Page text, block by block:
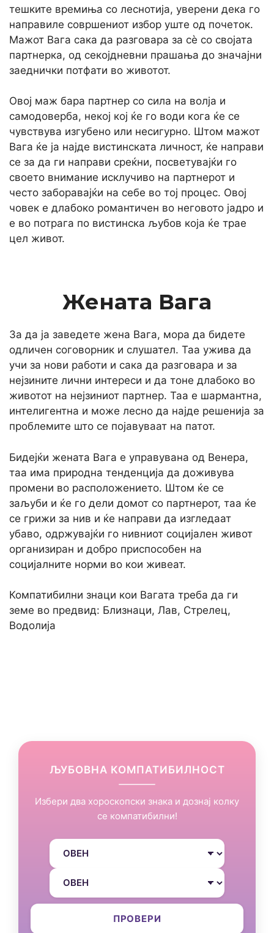
тешките времиња со леснотија, уверени дека го
направиле совршениот избор уште од почеток.
Мажот Вага сака да разговара за сè со својата
партнерка, од секојдневни прашања до значајни
заеднички потфати во животот.
Овој маж бара партнер со сила на волја и
самодоверба, некој кој ќе го води кога ќе се
чувствува изгубено или несигурно. Штом мажот
Вага ќе ја најде вистинската личност, ќе направи
се за да ги направи среќни, посветувајќи го
своето внимание исклучиво на партнерот и
често заборавајќи на себе во тој процес. Овој
човек е длабоко романтичен во неговото јадро и
е во потрага по вистинска љубов која ќе трае
цел живот.
Жената Вага
За да ја заведете жена Вага, мора да бидете
одличен соговорник и слушател. Таа ужива да
учи за нови работи и сака да разговара и за
нејзините лични интереси и да тоне длабоко во
животот на нејзиниот партнер. Таа е шармантна,
интелигентна и може лесно да најде решенија за
проблемите што се појавуваат на патот.
Бидејќи жената Вага е управувана од Венера,
таа има природна тенденција да доживува
промени во расположението. Штом ќе се
заљуби и ќе го дели домот со партнерот, таа ќе
се грижи за нив и ќе направи да изгледаат
убаво, одржувајќи го нивниот социјален живот
организиран и добро приспособен на
социјалните норми во кои живеат.
Компатибилни знаци кои Вагата треба да ги
земе во предвид: Близнаци, Лав, Стрелец,
Водолија
ЉУБОВНА КОМПАТИБИЛНОСТ
Избери два хороскопски знака и дознај колку
се компатибилни!
ПРОВЕРИ